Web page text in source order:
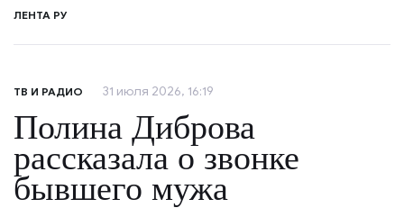
ЛЕНТА РУ
ТВ И РАДИО 31 июля 2026, 16:19
Полина Диброва
рассказала о звонке
бывшего мужа